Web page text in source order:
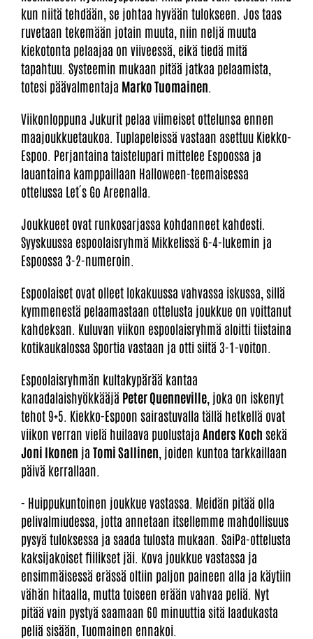
kun niitä tehdään, se johtaa hyvään tulokseen. Jos taas
ruvetaan tekemään jotain muuta, niin neljä muuta
kiekotonta pelaajaa on viiveessä, eikä tiedä mitä
tapahtuu. Systeemin mukaan pitää jatkaa pelaamista,
totesi päävalmentaja Marko Tuomainen
Viikonloppuna Jukurit pelaa viimeiset ottelunsa ennen
maajoukkuetaukoa. Tuplapeleissä vastaan asettuu Kiekko-
Espoo. Perjantaina taistelupari mittelee Espoossa ja
lauantaina kamppaillaan Halloween-teemaisessa
ottelussa Let´s Go Areenalla.
Joukkueet ovat runkosarjassa kohdanneet kahdesti.
Syyskuussa espoolaisryhmä Mikkelissä 6-4-lukemin ja
Espoossa 3-2-numeroin.
Espoolaiset ovat olleet lokakuussa vahvassa iskussa, sillä
kymmenestä pelaamastaan ottelusta joukkue on voittanut
kahdeksan. Kuluvan viikon espoolaisryhmä aloitti tiistaina
kotikaukalossa Sportia vastaan ja otti siitä 3-1-voiton.
Espoolaisryhmän kultakypärää kantaa
kanadalaishyökkääjä Peter Quenneville , joka on iskenyt
tehot 9+5. Kiekko-Espoon sairastuvalla tällä hetkellä ovat
viikon verran vielä huilaava puolustaja Anders Koch sekä
Joni Ikonen ja Tomi Sallinen , joiden kuntoa tarkkaillaan
päivä kerrallaan.
- Huippukuntoinen joukkue vastassa. Meidän pitää olla
pelivalmiudessa, jotta annetaan itsellemme mahdollisuus
pysyä tuloksessa ja saada tulosta mukaan. SaiPa-ottelusta
kaksijakoiset fiilikset jäi. Kova joukkue vastassa ja
ensimmäisessä erässä oltiin paljon paineen alla ja käytiin
vähän hitaalla, mutta toiseen erään vahvaa peliä. Nyt
pitää vain pystyä saamaan 60 minuuttia sitä laadukasta
peliä sisään, Tuomainen ennakoi.